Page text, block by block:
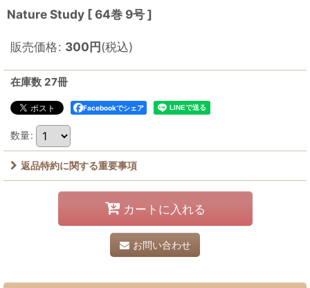
Nature Study [ 64巻 9号 ]
販売価格: 300円(税込)
在庫数 27冊
Facebookでシェア
数量:
返品特約に関する重要事項
カートに入れる
お問い合わせ